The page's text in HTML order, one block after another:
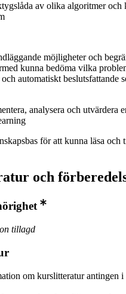
av olika algoritmer och
möjligheter och
kunna bedöma vilka
automatiskt beslutsfattande
analysera och utvärdera
för att kunna läsa
och
tillagd
om kurslitteratur antingen